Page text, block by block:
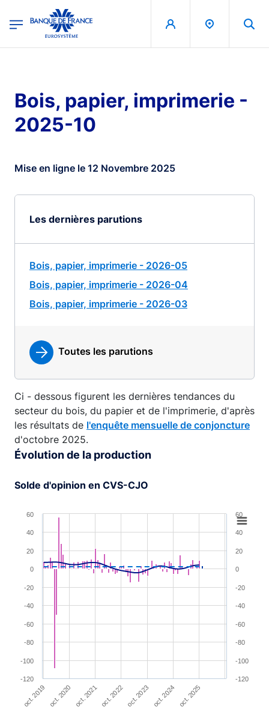
Banque de France - Menu Principal
Bois, papier, imprimerie -
2025-10
Mise en ligne le 12 Novembre 2025
Les dernières parutions
Bois, papier, imprimerie - 2026-05
Bois, papier, imprimerie - 2026-04
Bois, papier, imprimerie - 2026-03
Toutes les parutions
Ci - dessous figurent les dernières tendances du
secteur du bois, du papier et de l'imprimerie, d'après
les résultats de l'enquête mensuelle de conjoncture
d'octobre 2025.
Évolution de la production
Solde d'opinion en CVS-CJO
Combination chart with 4 data series.
View as data table, Chart
The chart has 1 X axis displaying XAxis.
The chart has 2 Y axes displaying YAxis and YAxis 2.
oct. 2019 oct. 2020 oct. 2021 oct. 2022 oct. 2023 oct. 2024 oct. 2025
-120
-100
-80
-60
-40
-20
0
20
40
60
-120
-100
-80
-60
-40
-20
0
20
40
60